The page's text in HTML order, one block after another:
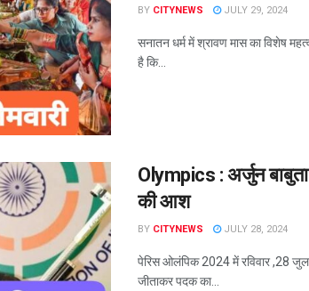
BY CITYNEWS JULY 29, 2024
सनातन धर्म में श्रावण मास का विशेष
है कि...
Olympics : अर्जुन
की आश
BY CITYNEWS JULY 28, 2024
पेरिस ओलंपिक 2024 में रविवार ,28
जीताकर पदक का...